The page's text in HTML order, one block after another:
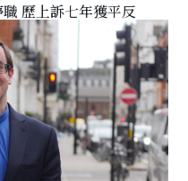
歷上訴七年獲平反